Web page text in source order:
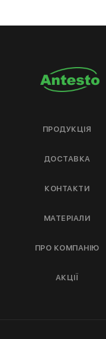
ПРОДУКЦІЯ
МАТЕРІАЛИ
АКЦІЇ
ДОСТАВКА
ПРО КОМПАНІЮ
КОНТАКТИ